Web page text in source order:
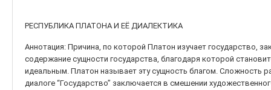
РЕСПУБЛИКА ПЛАТОНА И ЕЁ ДИАЛЕКТИКА
Аннотация: Причина, по которой Платон изучает государство,
содержание сущности государства, благодаря которой
идеальным. Платон называет эту сущность благом. Сложность
диалоге “Государство” заключается в смешении